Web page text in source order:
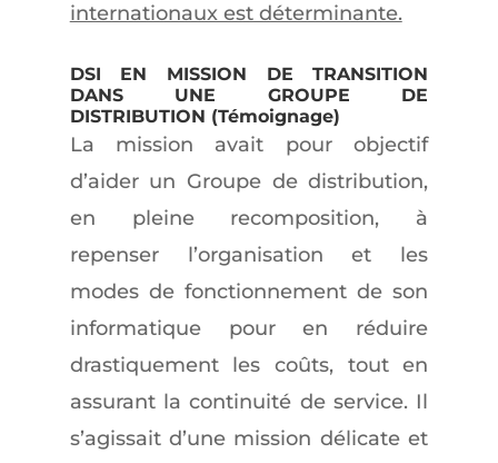
internationaux est déterminante.
DSI EN MISSION DE TRANSITION
DANS UNE GROUPE DE
DISTRIBUTION (Témoignage)
La mission avait pour objectif
d’aider un Groupe de distribution,
en pleine recomposition, à
repenser l’organisation et les
modes de fonctionnement de son
informatique pour en réduire
drastiquement les coûts, tout en
assurant la continuité de service. Il
s’agissait d’une mission délicate et